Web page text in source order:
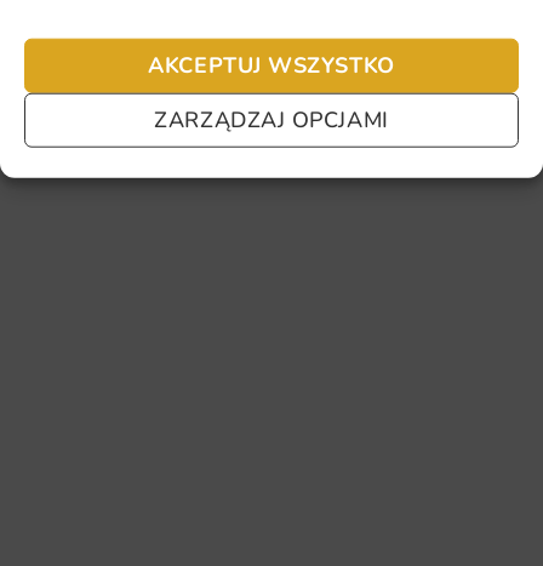
AKCEPTUJ WSZYSTKO
ZARZĄDZAJ OPCJAMI
edukacyjny motyw kartograficzny
łatwa aplikacja bez konieczności moczenia tapety
nie chcesz czekać – sprawdź najczęściej zadawane pytania.